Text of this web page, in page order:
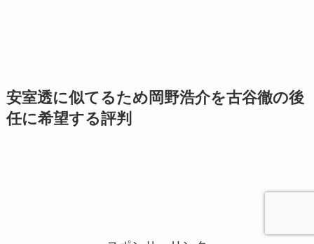
安室透に似てるため岡野浩介を古谷徹の後
任に希望する評判